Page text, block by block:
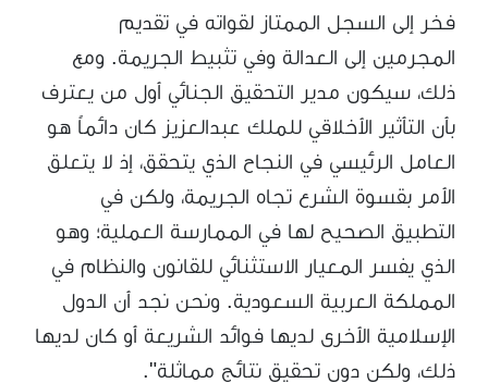
فخر إلى السجل الممتاز لقواته في تقديم
المجرمين إلى العدالة وفي تثبيط الجريمة. ومع
ذلك، سيكون مدير التحقيق الجنائي أول من يعترف
بأن التأثير الأخلاقي للملك عبدالعزيز كان دائماً هو
العامل الرئيسي في النجاح الذي يتحقق، إذ لا يتعلق
الأمر بقسوة الشرع تجاه الجريمة، ولكن في
التطبيق الصحيح لها في الممارسة العملية؛ وهو
الذي يفسر المعيار الاستثنائي للقانون والنظام في
المملكة العربية السعودية. ونحن نجد أن الدول
الإسلامية الأخرى لديها فوائد الشريعة أو كان لديها
ذلك، ولكن دون تحقيق نتائج مماثلة".